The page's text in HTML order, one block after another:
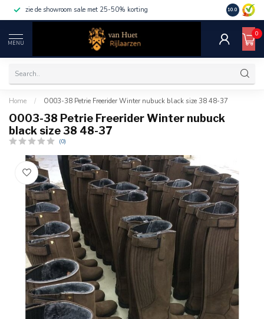
zie de showroom sale met 25-50% korting 10.0
MENU
0
Home / O003-38 Petrie Freerider Winter nubuck black size 38 48-37
O003-38 Petrie Freerider Winter nubuck
black size 38 48-37
(0)